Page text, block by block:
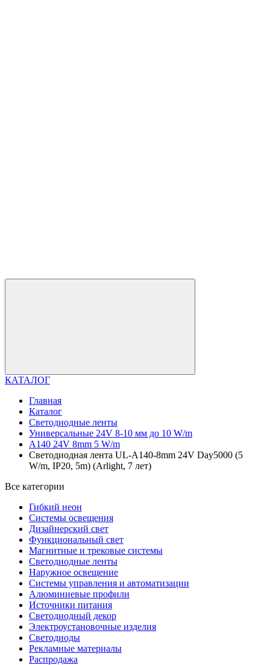
КАТАЛОГ
Главная
Каталог
Светодиодные ленты
Универсальные 24V 8-10 мм до 10 W/m
A140 24V 8mm 5 W/m
Светодиодная лента UL-A140-8mm 24V Day5000 (5
W/m, IP20, 5m) (Arlight, 7 лет)
Все категории
Гибкий неон
Системы освещения
Дизайнерский свет
Функциональный свет
Магнитные и трековые системы
Светодиодные ленты
Наружное освещение
Системы управления и автоматизации
Алюминиевые профили
Источники питания
Светодиодный декор
Электроустановочные изделия
Светодиоды
Рекламные материалы
Распродажа